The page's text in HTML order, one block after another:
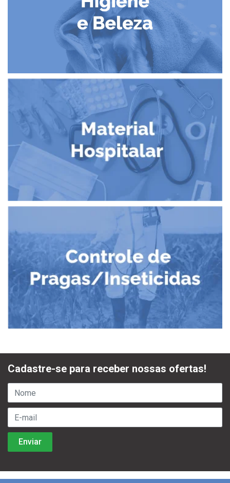
Cadastre-se para receber nossas ofertas!